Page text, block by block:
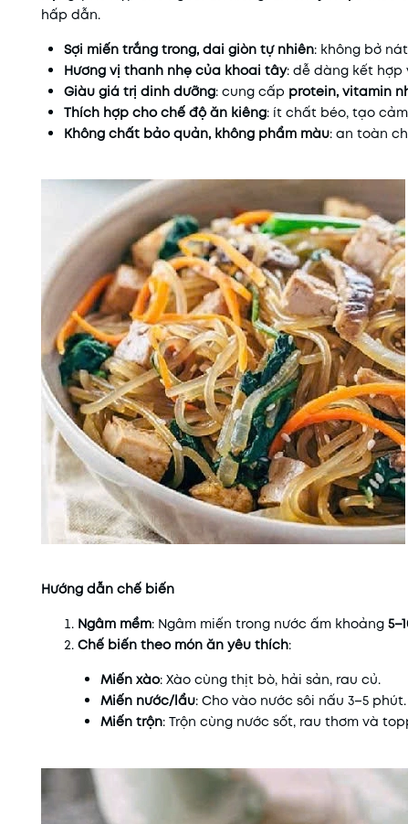
hấp dẫn.
Sợi miến trắng trong, dai giòn tự nhiên: không bở
Hương vị thanh nhẹ của khoai tây: dễ dàng kết hợp
Giàu giá trị dinh dưỡng: cung cấp protein, vitamin
Thích hợp cho chế độ ăn kiêng: ít chất béo, tạo
Không chất bảo quản, không phẩm màu: an toàn
Hướng dẫn chế biến
Ngâm mềm: Ngâm miến trong nước ấm khoảng
Chế biến theo món ăn yêu thích:
Miến xào: Xào cùng thịt bò, hải sản, rau củ.
Miến nước/lẩu: Cho vào nước sôi nấu 3–5 phút.
Miến trộn: Trộn cùng nước sốt, rau thơm và